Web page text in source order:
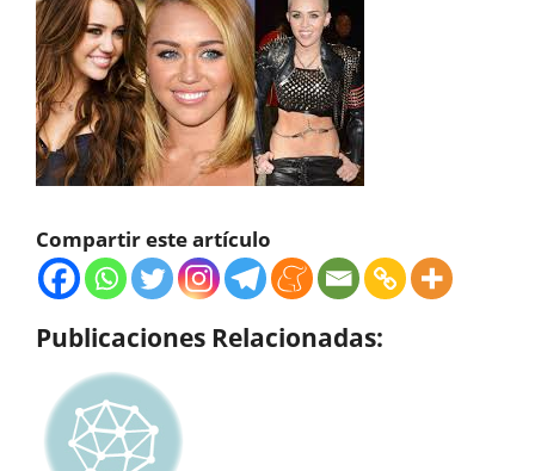
Compartir este artículo
Publicaciones Relacionadas: